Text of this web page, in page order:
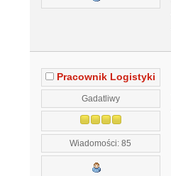
Pracownik Logistyki
Gadatliwy
Wiadomości: 85